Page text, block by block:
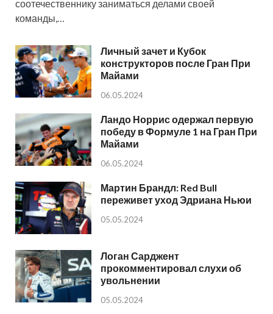
соотечественнику заниматься делами своей
команды,…
Личный зачет и Кубок
конструкторов после Гран При
Майами
06.05.2024
Ландо Норрис одержал первую
победу в Формуле 1 на Гран При
Майами
06.05.2024
Мартин Брандл: Red Bull
переживет уход Эдриана Ньюи
05.05.2024
Логан Сарджент
прокомментировал слухи об
увольнении
05.05.2024